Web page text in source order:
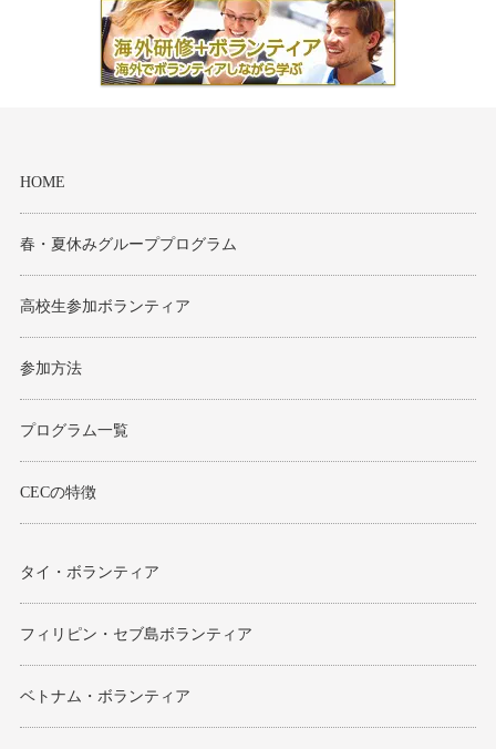
HOME
春・夏休みグループプログラム
高校生参加ボランティア
参加方法
プログラム一覧
CECの特徴
タイ・ボランティア
フィリピン・セブ島ボランティア
ベトナム・ボランティア